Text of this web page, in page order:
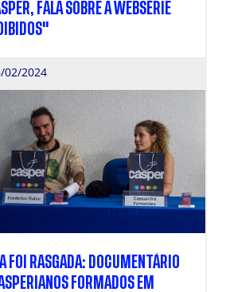
FALA SOBRE A WEBSÉRIE
02/2024
FOI RASGADA: DOCUMENTÁRIO
FORMADOS EM